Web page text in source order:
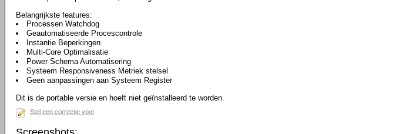
Belangrijkste features:
Processen Watchdog
Geautomatiseerde Procescontrole
Instantie Beperkingen
Multi-Core Optimalisatie
Power Schema Automatisering
Systeem Responsiveness Metriek stelsel
Geen aanpassingen aan Systeem Register
Dit is de portable versie en hoeft niet geïnstalleerd te worden.
Stel een correctie voor